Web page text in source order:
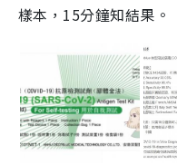
樣本，15分鐘知結果。